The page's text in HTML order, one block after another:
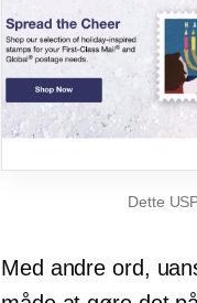
Dette
Med andre ord,